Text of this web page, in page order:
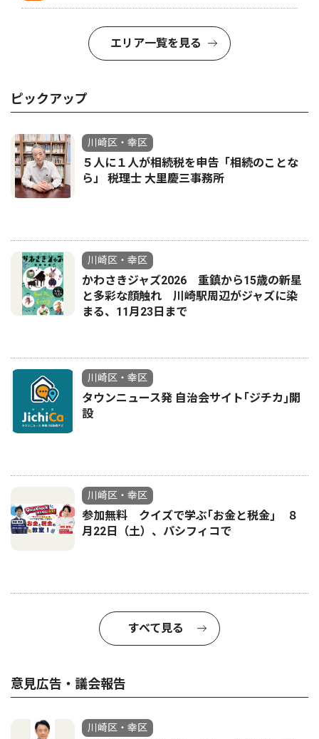
エリア一覧を見る
ピックアップ
川崎区・幸区
５人に１人が相続税を申告「相続のことな
ら」 税理士 大里慶三事務所
川崎区・幸区
かわさきジャズ2026 重鎮から15歳の新星
と多彩な顔触れ 川崎駅周辺がジャズに染
まる、11月23日まで
川崎区・幸区
タウンニュース発 自治会サイト｢ジチカ｣開
設
川崎区・幸区
参加無料 クイズで学ぶ｢お金と税金｣ ８
月22日（土）、パシフィコで
すべて見る
意見広告・議会報告
川崎区・幸区